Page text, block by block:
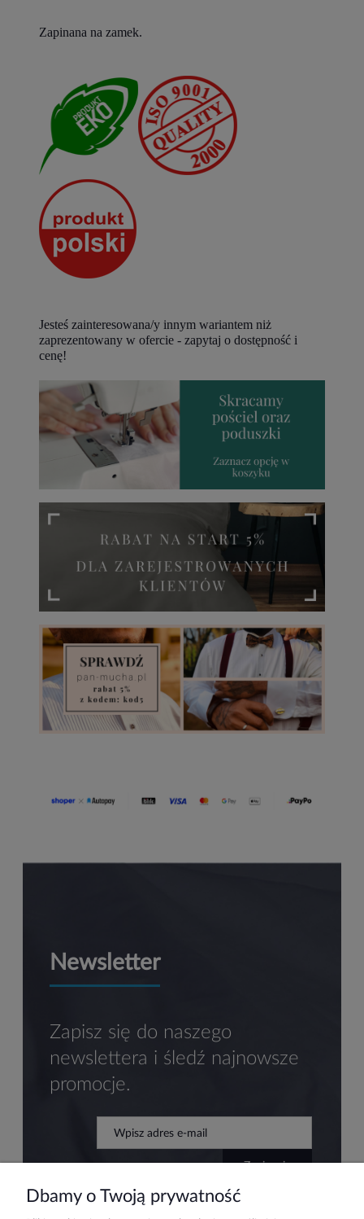
Zapinana na zamek.
Jesteś zainteresowana/y innym wariantem niż
zaprezentowany w ofercie - zapytaj o dostępność i
cenę!
Newsletter
Zapisz się do naszego
newslettera i śledź najnowsze
promocje.
zapisz się
Dbamy o Twoją prywatność